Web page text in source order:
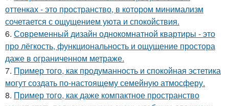
оттенках - это пространство, в котором минимализм
сочетается с ощущением уюта и спокойствия.
6. Современный дизайн однокомнатной квартиры - это
про лёгкость, функциональность и ощущение простора
даже в ограниченном метраже.
7. Пример того, как продуманность и спокойная эстетика
могут создать по-настоящему семейную атмосферу.
8. Пример того, как даже компактное пространство